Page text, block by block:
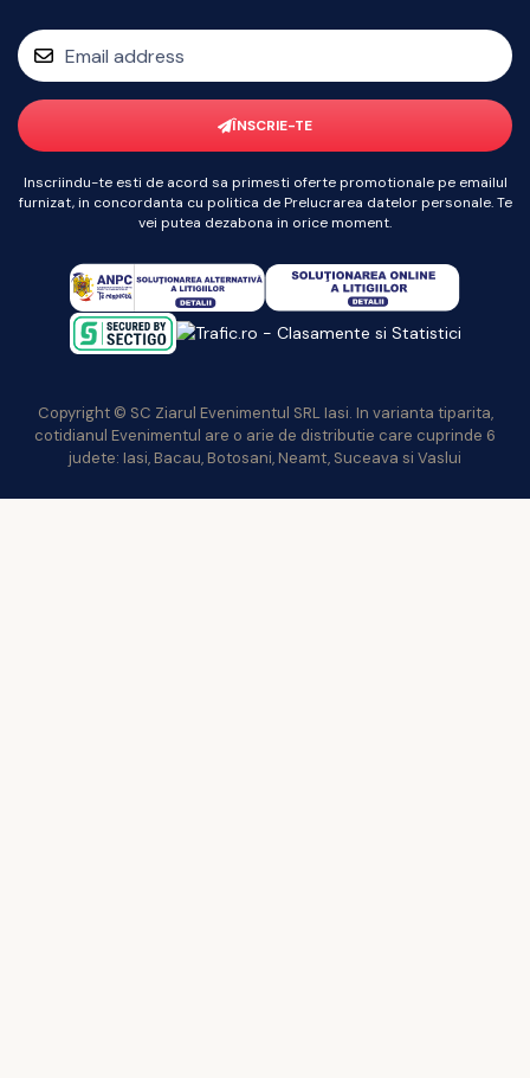
ÎNSCRIE-TE
Inscriindu-te esti de acord sa primesti oferte promotionale pe emailul
furnizat, in concordanta cu politica de Prelucrarea datelor personale. Te
vei putea dezabona in orice moment.
Copyright © SC Ziarul Evenimentul SRL Iasi. In varianta tiparita,
cotidianul Evenimentul are o arie de distributie care cuprinde 6
judete: Iasi, Bacau, Botosani, Neamt, Suceava si Vaslui